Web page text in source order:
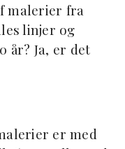
malerier fra
linjer og
år? Ja, er det
er med